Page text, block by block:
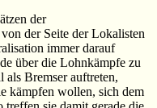
der
der Seite der Lokalisten
immer darauf
über die Lohnkämpfe zu
als Bremser auftreten,
kämpfen wollen, sich dem